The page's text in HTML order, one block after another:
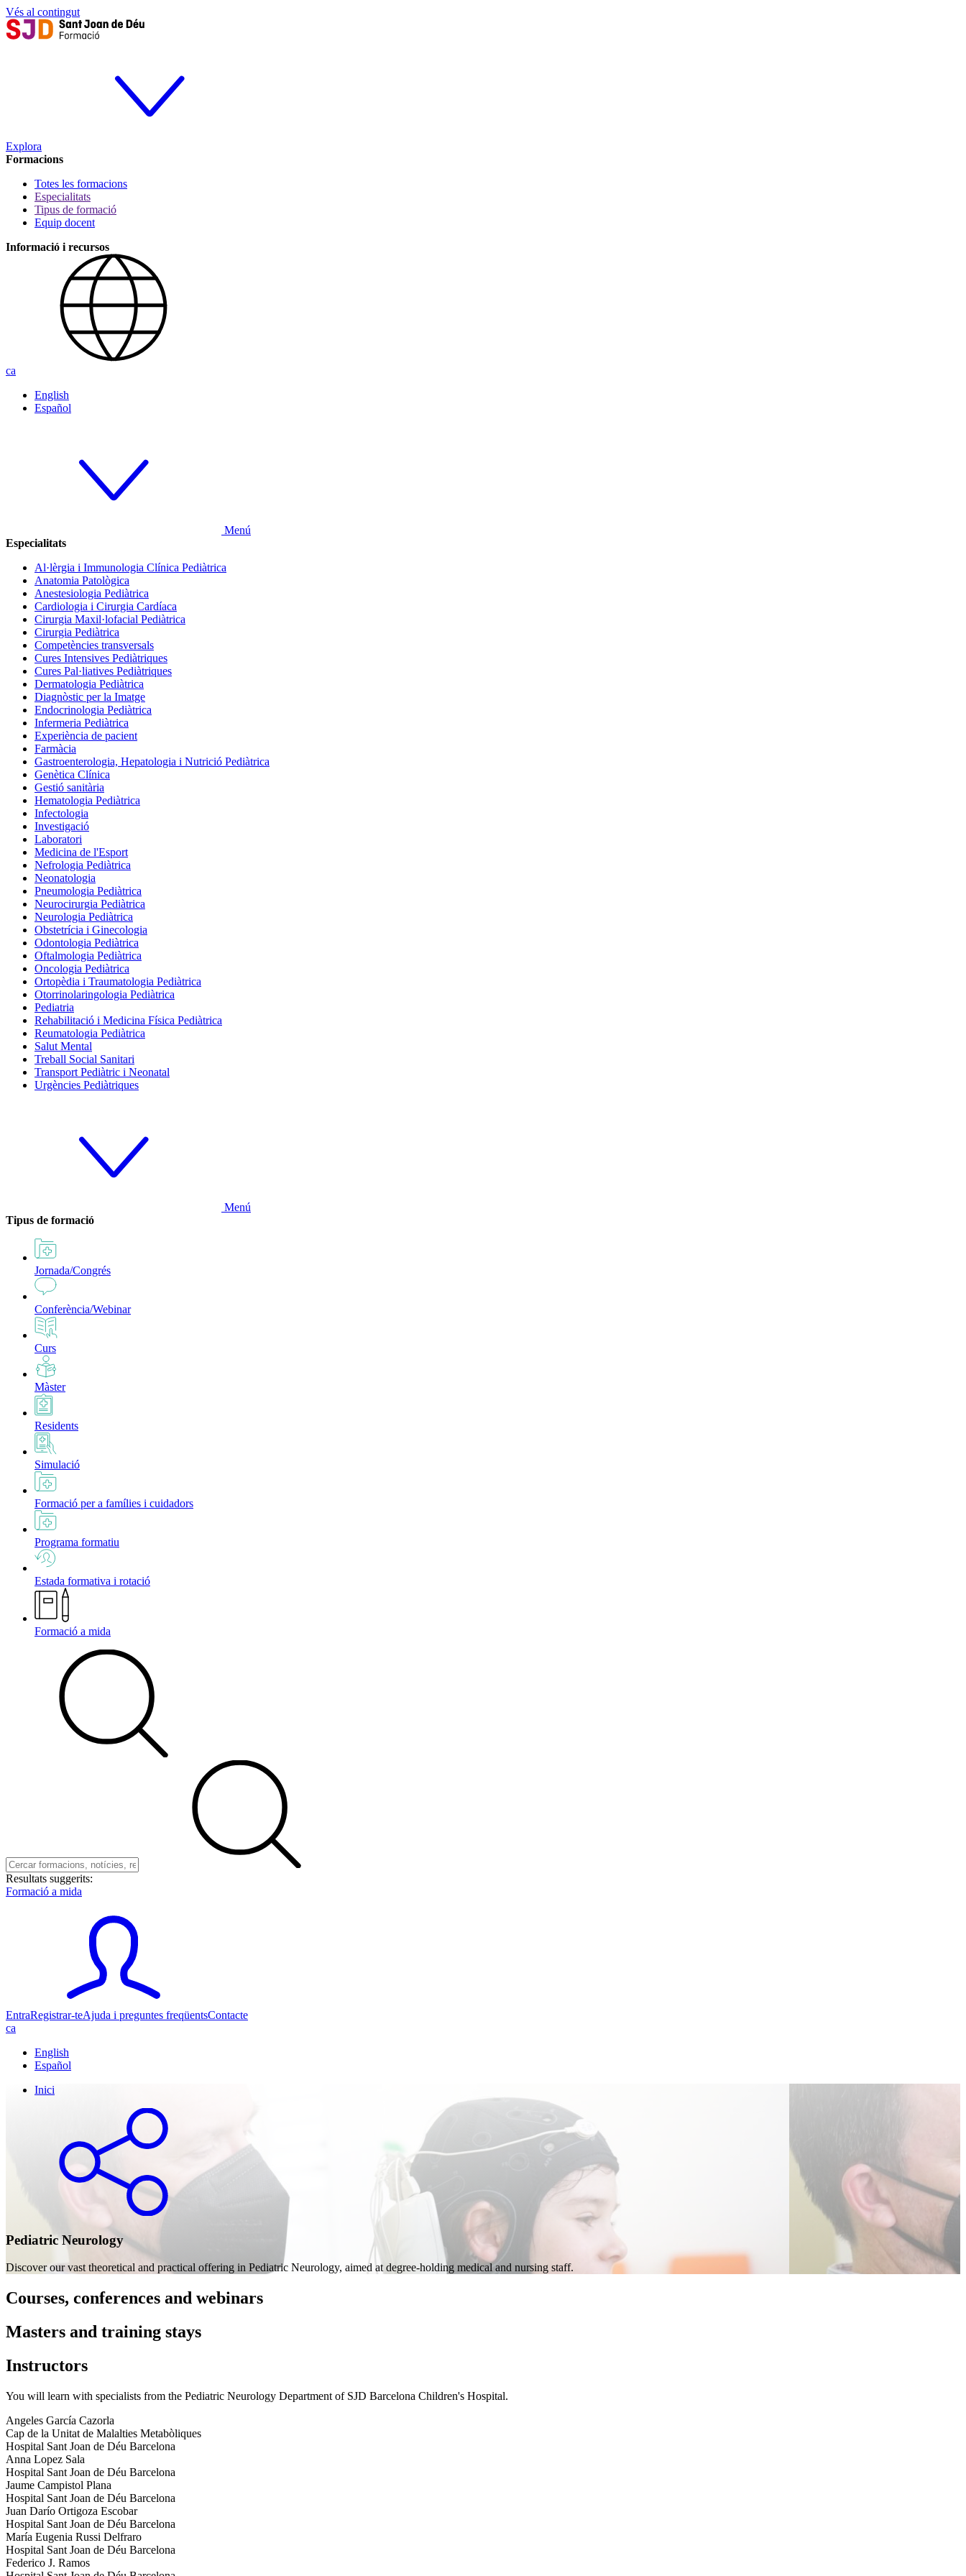
Vés al contingut
Explora
Formacions
Totes les formacions
Especialitats
Tipus de formació
Equip docent
Informació i recursos
ca
English
Español
Menú
Especialitats
Al·lèrgia i Immunologia Clínica Pediàtrica
Anatomia Patològica
Anestesiologia Pediàtrica
Cardiologia i Cirurgia Cardíaca
Cirurgia Maxil·lofacial Pediàtrica
Cirurgia Pediàtrica
Competències transversals
Cures Intensives Pediàtriques
Cures Pal·liatives Pediàtriques
Dermatologia Pediàtrica
Diagnòstic per la Imatge
Endocrinologia Pediàtrica
Infermeria Pediàtrica
Experiència de pacient
Farmàcia
Gastroenterologia, Hepatologia i Nutrició Pediàtrica
Genètica Clínica
Gestió sanitària
Hematologia Pediàtrica
Infectologia
Investigació
Laboratori
Medicina de l'Esport
Nefrologia Pediàtrica
Neonatologia
Pneumologia Pediàtrica
Neurocirurgia Pediàtrica
Neurologia Pediàtrica
Obstetrícia i Ginecologia
Odontologia Pediàtrica
Oftalmologia Pediàtrica
Oncologia Pediàtrica
Ortopèdia i Traumatologia Pediàtrica
Otorrinolaringologia Pediàtrica
Pediatria
Rehabilitació i Medicina Física Pediàtrica
Reumatologia Pediàtrica
Salut Mental
Treball Social Sanitari
Transport Pediàtric i Neonatal
Urgències Pediàtriques
Menú
Tipus de formació
Jornada/Congrés
Conferència/Webinar
Curs
Màster
Residents
Simulació
Formació per a famílies i cuidadors
Programa formatiu
Estada formativa i rotació
Formació a mida
Resultats suggerits:
Formació a mida
EntraRegistrar-teAjuda i preguntes freqüentsContacte
ca
English
Español
Inici
Pediatric Neurology
Discover our vast theoretical and practical offering in Pediatric Neurology, aimed at degree-holding medical and nursing staff.
Courses, conferences and webinars
Masters and training stays
Instructors
You will learn with specialists from the Pediatric Neurology Department of SJD Barcelona Children's Hospital.
Angeles García Cazorla
Cap de la Unitat de Malalties Metabòliques
Hospital Sant Joan de Déu Barcelona
Anna Lopez Sala
Hospital Sant Joan de Déu Barcelona
Jaume Campistol Plana
Hospital Sant Joan de Déu Barcelona
Juan Darío Ortigoza Escobar
Hospital Sant Joan de Déu Barcelona
María Eugenia Russi Delfraro
Hospital Sant Joan de Déu Barcelona
Federico J. Ramos